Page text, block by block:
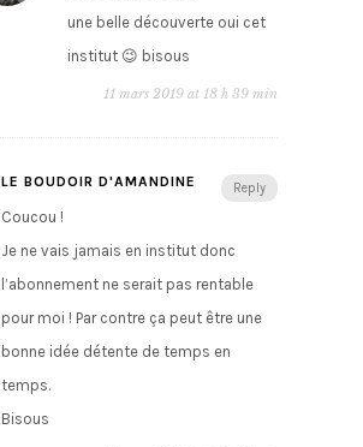
une belle découverte oui cet
institut 😉 bisous
11 mars 2019 at 18 h 39 min
Reply
LE BOUDOIR D'AMANDINE
Coucou !
Je ne vais jamais en institut donc
l’abonnement ne serait pas rentable
pour moi ! Par contre ça peut être une
bonne idée détente de temps en
temps.
Bisous